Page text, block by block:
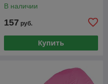
В наличии
157 руб.
Купить